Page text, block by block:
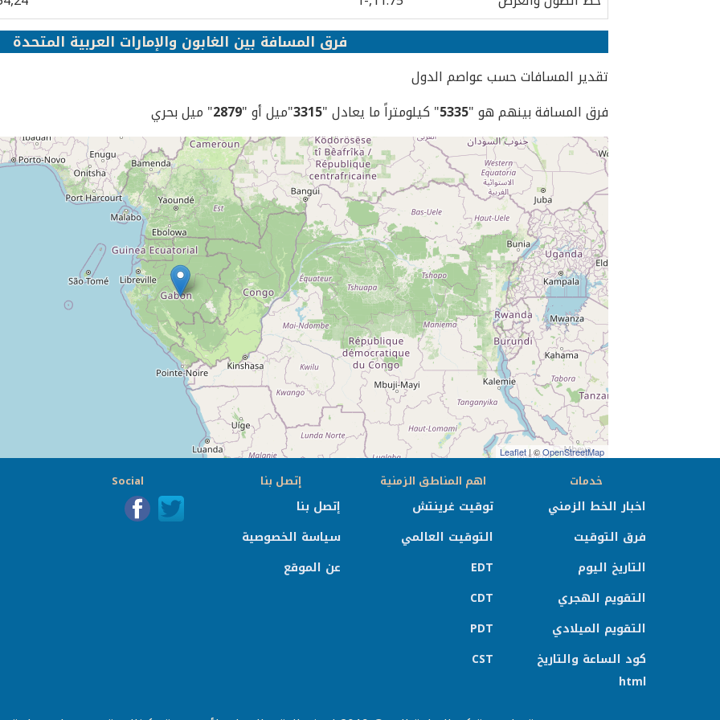
فرق المسافة بين الغابون والإمارات العربية المتحدة
تقدير المسافات حسب عواصم الدول
فرق المسافة بينهم هو "5335" كيلومتراً ما يعادل "3315"ميل أو "2879" ميل بحري
Leaflet| ©OpenStreetMap
خدمات
اخبار الخط الزمني
فرق التوقيت
التاريخ اليوم
التقويم الهجري
التقويم الميلادي
كود الساعة والتاريخ
html
اهم المناطق الزمنية
توقيت غرينتش
التوقيت العالمي
EDT
CDT
PDT
CST
إتصل بنا
إتصل بنا
سياسة الخصوصية
عن الموقع
Social